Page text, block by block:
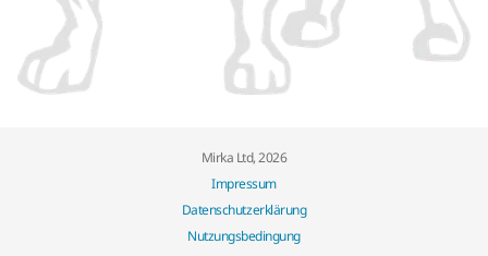
Mirka Ltd, 2026
Impressum
Datenschutzerklärung
Nutzungsbedingung